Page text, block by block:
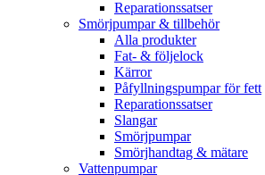
Reparationssatser
Smörjpumpar & tillbehör
Alla produkter
Fat- & följelock
Kärror
Påfyllningspumpar för fett
Reparationssatser
Slangar
Smörjpumpar
Smörjhandtag & mätare
Vattenpumpar